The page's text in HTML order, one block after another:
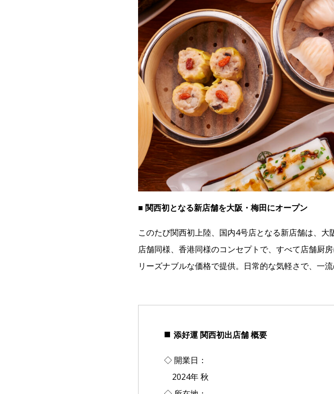
■ 関西初となる新店舗を大阪・梅田にオープン
このたび関西初上陸、国内4号店となる新店舗は、
店舗同様、香港同様のコンセプトで、すべて店舗厨
リーズナブルな価格で提供。日常的な気軽さで、一
■ 添好運 関西初出店舗 概要
◇ 開業日：
2024年 秋